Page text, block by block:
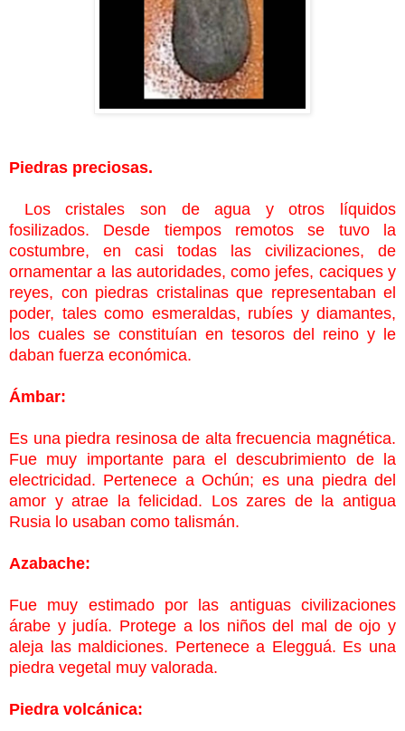
Piedras preciosas.
Los cristales son de agua y otros líquidos
fosilizados. Desde tiempos remotos se tuvo la
costumbre, en casi todas las civilizaciones, de
ornamentar a las autoridades, como jefes, caciques y
reyes, con piedras cristalinas que representaban el
poder, tales como esmeraldas, rubíes y diamantes,
los cuales se constituían en tesoros del reino y le
daban fuerza económica.
Ámbar:
Es una piedra resinosa de alta frecuencia magnética.
Fue muy importante para el descubrimiento de la
electricidad. Pertenece a Ochún; es una piedra del
amor y atrae la felicidad. Los zares de la antigua
Rusia lo usaban como talismán.
Azabache:
Fue muy estimado por las antiguas civilizaciones
árabe y judía. Protege a los niños del mal de ojo y
aleja las maldiciones. Pertenece a Elegguá. Es una
piedra vegetal muy valorada.
Piedra volcánica: